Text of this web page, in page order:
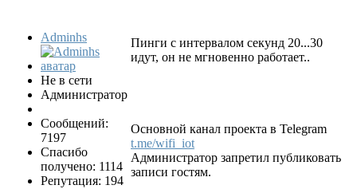
Adminhs
Не в сети
Администратор
Сообщений:
7197
Спасибо
получено: 1114
Репутация: 194
Пинги с интервалом секунд 20...30
идут, он не мгновенно работает..
Основной канал проекта в Telegram
t.me/wifi_iot
Администратор запретил публиковать
записи гостям.